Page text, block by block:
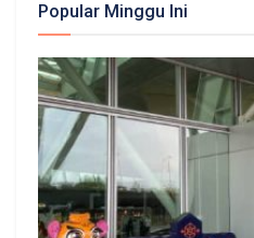
Popular Minggu Ini